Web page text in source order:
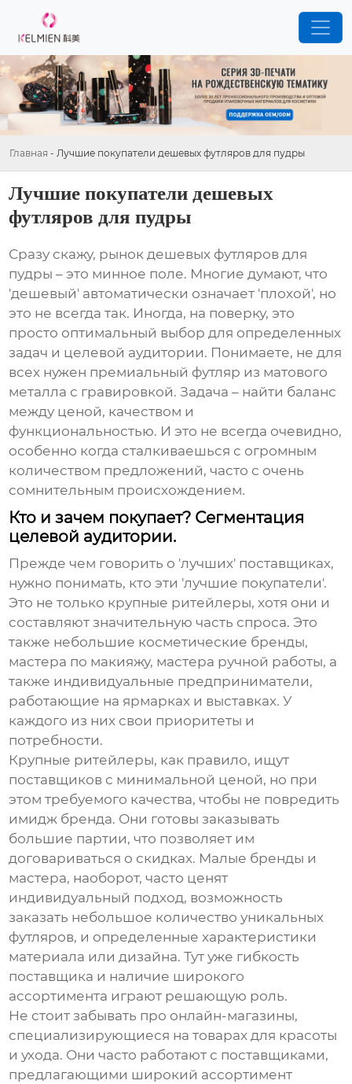
Главная - Лучшие покупатели дешевых футляров для пудры
Лучшие покупатели дешевых
футляров для пудры
Сразу скажу, рынокдешевых футляров для
пудры – это минное поле. Многие думают, что
'дешевый' автоматически означает 'плохой', но
это не всегда так. Иногда, на поверку, это
просто оптимальный выбор для определенных
задач и целевой аудитории. Понимаете, не для
всех нужен премиальный футляр из матового
металла с гравировкой. Задача – найти баланс
между ценой, качеством и
функциональностью. И это не всегда очевидно,
особенно когда сталкиваешься с огромным
количеством предложений, часто с очень
сомнительным происхождением.
Кто и зачем покупает? Сегментация
целевой аудитории.
Прежде чем говорить о 'лучших' поставщиках,
нужно понимать, кто эти 'лучшие покупатели'.
Это не только крупные ритейлеры, хотя они и
составляют значительную часть спроса. Это
также небольшие косметические бренды,
мастера по макияжу, мастера ручной работы, а
также индивидуальные предприниматели,
работающие на ярмарках и выставках. У
каждого из них свои приоритеты и
потребности.
Крупные ритейлеры, как правило, ищут
поставщиков с минимальной ценой, но при
этом требуемого качества, чтобы не повредить
имидж бренда. Они готовы заказывать
большие партии, что позволяет им
договариваться о скидках. Малые бренды и
мастера, наоборот, часто ценят
индивидуальный подход, возможность
заказать небольшое количество уникальных
футляров, и определенные характеристики
материала или дизайна. Тут уже гибкость
поставщика и наличие широкого
ассортимента играют решающую роль.
Не стоит забывать про онлайн-магазины,
специализирующиеся на товарах для красоты
и ухода. Они часто работают с поставщиками,
предлагающими широкий ассортимент